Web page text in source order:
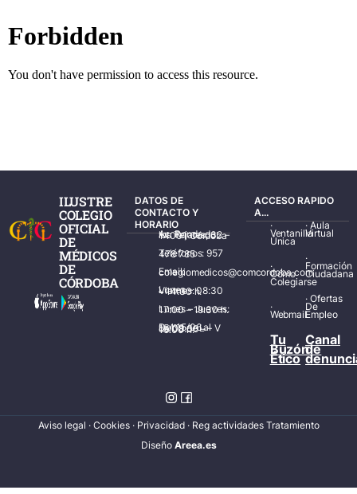
ILUSTRE
COLEGIO
OFICIAL
DE
MÉDICOS
DE
CÓRDOBA
DATOS DE
CONTACTO Y
HORARIO
Av. Ronda de los Tejares, 32 – 14001 Córdoba
Teléfonos: 957 478 785
Email: colegiomedicos@comcordoba.com
Lunes – Viernes: 08:30 – 14:30 h.
Lunes – Jueves: 17:00 – 19:30 h.
Del 15/06 al 15/09 de L – V de 08:00 – 15:00 h.
ACCESO RAPIDO
A...
·
Ventanilla
Única
·
Cómo
Colegiarse
·
Webmail
·Aula
Virtual
·
Formación
Ciudadana
·Ofertas
De
Empleo
Tu
Buzón
Ético
Canal
de
Aviso legal · Cookies· Privacidad · Reg actividades Tratamiento
Diseño Areea.es